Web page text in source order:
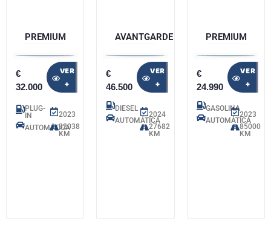
PREMIUM
€
32.000
VER
+
PLUG-
IN
AUTOMÁTICA
2023
32038
KM
AVANTGARDE
€
46.500
VER
+
DIESEL
AUTOMÁTICA
2024
27682
KM
PREMIUM
€
24.990
VER
+
GASOLINA
AUTOMÁTICA
2023
85000
KM